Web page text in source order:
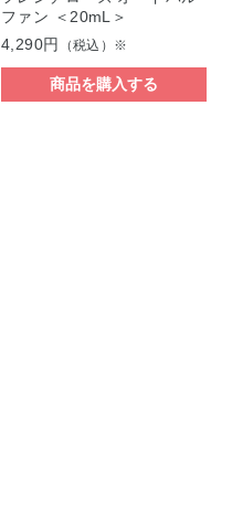
ファン ＜20mL＞
4,290円
（税込）※
商品を購入する